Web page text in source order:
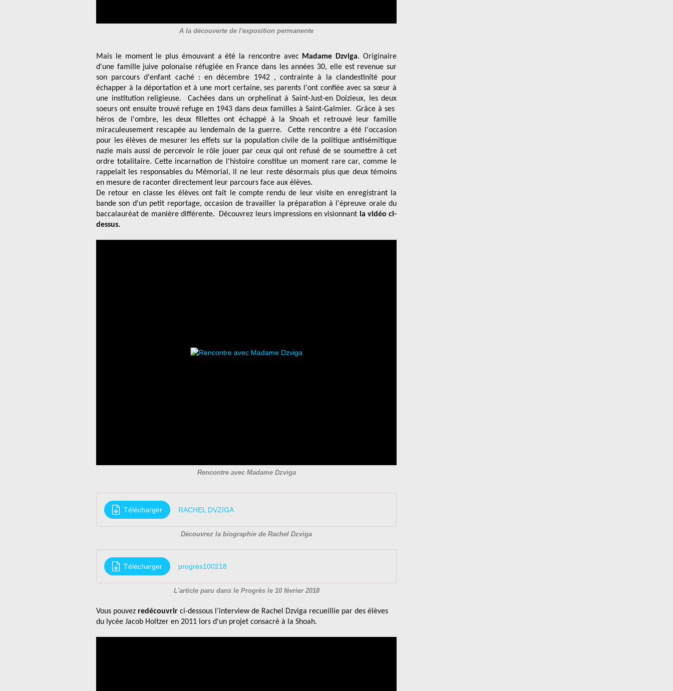
A la découverte de l'exposition permanente
Mais le moment le plus émouvant a été la rencontre avec Madame Dzviga. Originaire
d'une famille juive polonaise réfugiée en France dans les années 30, elle est revenue sur
son parcours d'enfant caché : en décembre 1942 , contrainte à la clandestinité pour
échapper à la déportation et à une mort certaine, ses parents l'ont confiée avec sa sœur à
une institution religieuse. Cachées dans un orphelinat à Saint-Just-en Doizieux, les deux
soeurs ont ensuite trouvé refuge en 1943 dans deux familles à Saint-Galmier. Grâce à ses
héros de l'ombre, les deux fillettes ont échappé à la Shoah et retrouvé leur famille
miraculeusement rescapée au lendemain de la guerre. Cette rencontre a été l'occasion
pour les élèves de mesurer les effets sur la population civile de la politique antisémitique
nazie mais aussi de percevoir le rôle jouer par ceux qui ont refusé de se soumettre à cet
ordre totalitaire. Cette incarnation de l'histoire constitue un moment rare car, comme le
rappelait les responsables du Mémorial, il ne leur reste désormais plus que deux témoins
en mesure de raconter directement leur parcours face aux élèves.
De retour en classe les élèves ont fait le compte rendu de leur visite en enregistrant la
bande son d'un petit reportage, occasion de travailler la préparation à l'épreuve orale du
baccalauréat de manière différente. Découvrez leurs impressions en visionnant la vidéo ci-
dessus.
Rencontre avec Madame Dzviga
Télécharger RACHEL DVZIGA
Découvrez la biographie de Rachel Dzviga
Télécharger progrès100218
L'article paru dans le Progrès le 10 février 2018
Vous pouvez redécouvrir ci-dessous l'interview de Rachel Dzviga recueillie par des élèves
du lycée Jacob Holtzer en 2011 lors d'un projet consacré à la Shoah.